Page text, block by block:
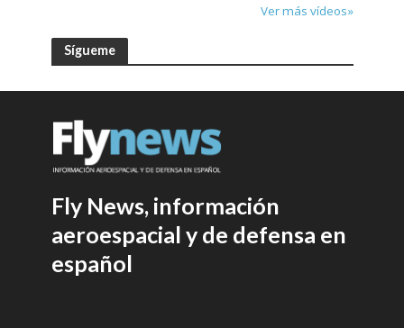
Ver más vídeos»
Sígueme
Fly News, información
aeroespacial y de defensa en
español